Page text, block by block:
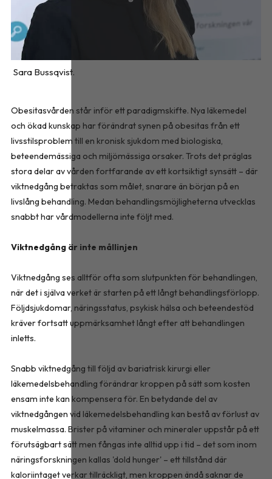
Sara Bussqvist.
Obesitasvården står inför ett paradigmskifte. Nya läkemedel
och ökad kunskap har förändrat synen på obesitas från ett
livsstilsproblem till en kronisk sjukdom med biologiska,
beteendemässiga och miljömässiga orsaker. Trots det präglas
stora delar av vården fortfarande av ett kortsiktigt synsätt – där
viktnedgång betraktas som målet, snarare än början på en
livslång behandling. Medan behandlingsmöjligheterna utvecklas
snabbt har vårdmodellerna inte följt med.
Viktnedgång är inte mållinjen
Viktnedgång ses alltför ofta som slutpunkten för behandlingen,
när det i själva verket är starten på ett långt behandlingsförlopp.
Följdsjukdomar, näringsstatus, psykisk hälsa och beteendestöd
kräver fortsatt uppmärksamhet långt efter att behandlingen
inletts.
Snabb viktnedgång till följd av bariatrisk kirurgi eller
läkemedelsbehandling förändrar kroppen på sätt som kosten
ensam inte kan kompensera för. En betydande del av
viktnedgången vid läkemedelsbehandling kan bestå av förlust av
muskelmassa. Brister på vitaminer och mineraler uppstår på ett
förutsägbart sätt men fångas inte alltid upp i tid – det som inom
näringsforskningen kallas 'dold hunger' – ett tillstånd där
kaloriintaget verkar tillräckligt, men kroppen ändå saknar de